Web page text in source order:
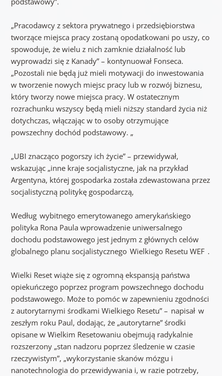
„Pracodawcy z sektora prywatnego i przedsiębiorstwa
tworzące miejsca pracy zostaną opodatkowani po uszy, co
spowoduje, że wielu z nich zamknie działalność lub
wyprowadzi się z Kanady” – kontynuował Fonseca.
„Pozostali nie będą już mieli motywacji do inwestowania
w tworzenie nowych miejsc pracy lub w rozwój biznesu,
który tworzy nowe miejsca pracy. W ostatecznym
rozrachunku wszyscy będą mieli niższy standard życia niż
dotychczas, włączając w to osoby otrzymujące
powszechny dochód podstawowy. „
„UBI znacząco pogorszy ich życie” – przewidywał,
wskazując „inne kraje socjalistyczne, jak na przykład
Argentyna, której gospodarka została zdewastowana przez
socjalistyczną politykę gospodarczą,
Według wybitnego emerytowanego amerykańskiego
polityka Rona Paula wprowadzenie uniwersalnego
dochodu podstawowego jest jednym z głównych celów
globalnego planu socjalistycznego Wielkiego Resetu WEF .
Wielki Reset wiąże się z ogromną ekspansją państwa
opiekuńczego poprzez program powszechnego dochodu
podstawowego. Może to pomóc w zapewnieniu zgodności
z autorytarnymi środkami Wielkiego Resetu” – napisał w
zeszłym roku Paul, dodając, że „autorytarne” środki
opisane w Wielkim Resetowaniu obejmują radykalnie
rozszerzony „stan nadzoru poprzez śledzenie w czasie
rzeczywistym”, „wykorzystanie skanów mózgu i
nanotechnologia do przewidywania i, w razie potrzeby,